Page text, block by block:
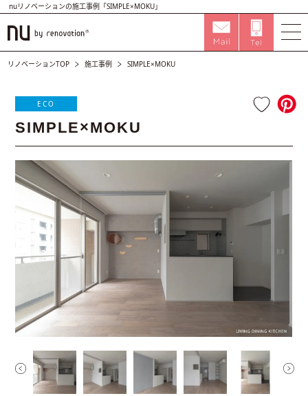
nuリノベーションの施工事例「SIMPLE×MOKU」
リノベーションTOP 施工事例 SIMPLE×MOKU
ECO
SIMPLE×MOKU